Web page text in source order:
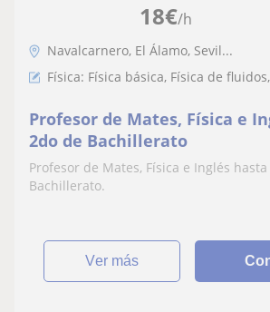
18€/h
Navalcarnero, El Álamo, Sevil...
Física: Física básica, Física de
Profesor de Mates, Física e
2do de Bachillerato
Profesor de Mates, Física e Inglés
Bachillerato.
ver más